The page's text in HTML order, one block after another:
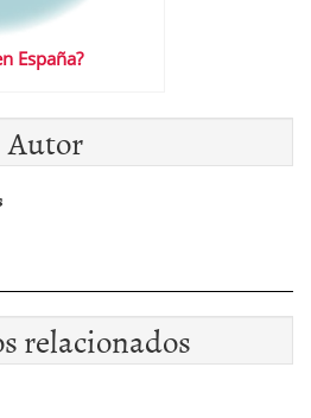
España?
Autor
relacionados